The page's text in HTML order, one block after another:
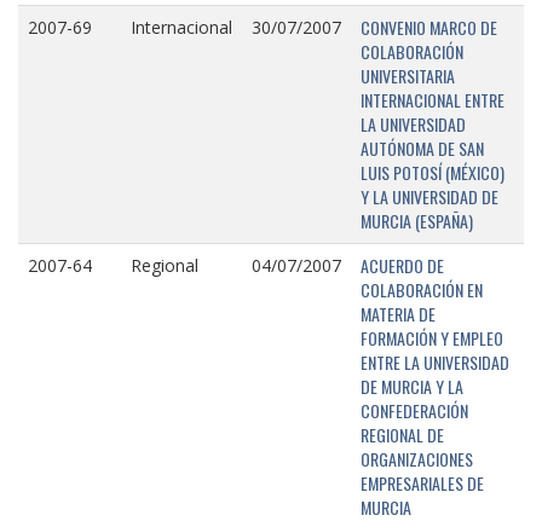
2007-69 Internacional 30/07/2007
CONVENIO MARCO DE
COLABORACIÓN
UNIVERSITARIA
INTERNACIONAL ENTRE
LA UNIVERSIDAD
AUTÓNOMA DE SAN
LUIS POTOSÍ (MÉXICO)
Y LA UNIVERSIDAD DE
MURCIA (ESPAÑA)
2007-64 Regional 04/07/2007
ACUERDO DE
COLABORACIÓN EN
MATERIA DE
FORMACIÓN Y EMPLEO
ENTRE LA UNIVERSIDAD
DE MURCIA Y LA
CONFEDERACIÓN
REGIONAL DE
ORGANIZACIONES
EMPRESARIALES DE
MURCIA